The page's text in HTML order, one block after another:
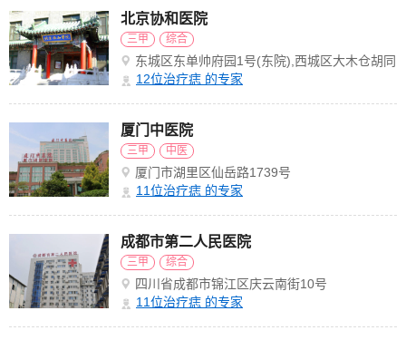
北京协和医院
三甲 综合
东城区东单帅府园1号(东院),西城区大木仓胡同
41号(西院)
12位治疗痣 的专家
厦门中医院
三甲 中医
厦门市湖里区仙岳路1739号
11位治疗痣 的专家
成都市第二人民医院
三甲 综合
四川省成都市锦江区庆云南街10号
11位治疗痣 的专家